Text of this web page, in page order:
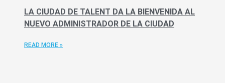
LA CIUDAD DE TALENT DA LA BIENVENIDA AL
NUEVO ADMINISTRADOR DE LA CIUDAD
READ MORE »